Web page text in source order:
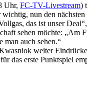
Uhr, FC-TV-Livestream)
nun den
das ist unser
sehen möchte:
man auch sehen.“
weiter
das erste Punktspiel